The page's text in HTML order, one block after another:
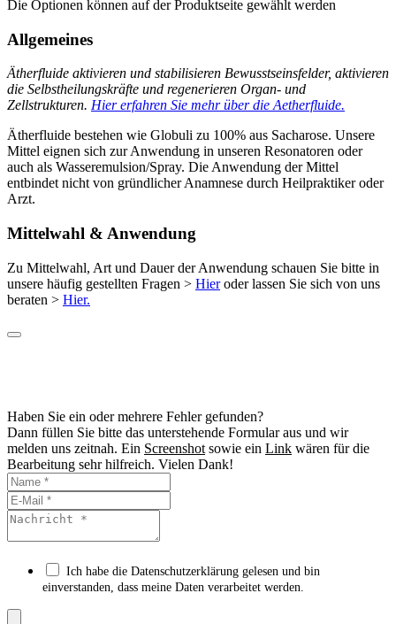
Die Optionen können auf der Produktseite gewählt werden
Allgemeines
Ätherfluide aktivieren und stabilisieren Bewusstseinsfelder, aktivieren
die Selbstheilungskräfte und regenerieren Organ- und
Zellstrukturen. Hier erfahren Sie mehr über die Aetherfluide.
Ätherfluide bestehen wie Globuli zu 100% aus Sacharose. Unsere
Mittel eignen sich zur Anwendung in unseren Resonatoren oder
auch als Wasseremulsion/Spray. Die Anwendung der Mittel
entbindet nicht von gründlicher Anamnese durch Heilpraktiker oder
Arzt.
Mittelwahl & Anwendung
Zu Mittelwahl, Art und Dauer der Anwendung schauen Sie bitte in
unsere häufig gestellten Fragen > Hieroder lassen Sie sich von uns
beraten > Hier.
Haben Sie ein oder mehrere Fehler gefunden?
Dann füllen Sie bitte das unterstehende Formular aus und wir
melden uns zeitnah. Ein Screenshot sowie ein Link wären für die
Bearbeitung sehr hilfreich. Vielen Dank!
Ich habe die Datenschutzerklärung gelesen und bin
einverstanden, dass meine Daten verarbeitet werden.